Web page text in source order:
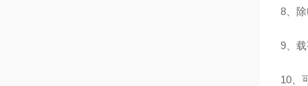
8、
9、
10、